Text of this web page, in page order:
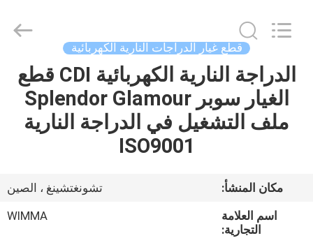
المنزل
المنتجات
فيديو
Reserved.
قطع غيار الدراجات النارية الكهربائية
الدراجة النارية الكهربائية CDI قطع
الغيار سوبر Splendor Glamour
ملف التشغيل في الدراجة النارية
ISO9001
مكان المنشأ:
تشونغتشينغ ، الصين
اسم العلامة
التجارية:
WIMMA